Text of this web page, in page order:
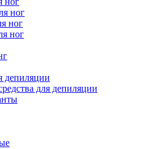
ног
ног
ног
депиляции
для депиляции